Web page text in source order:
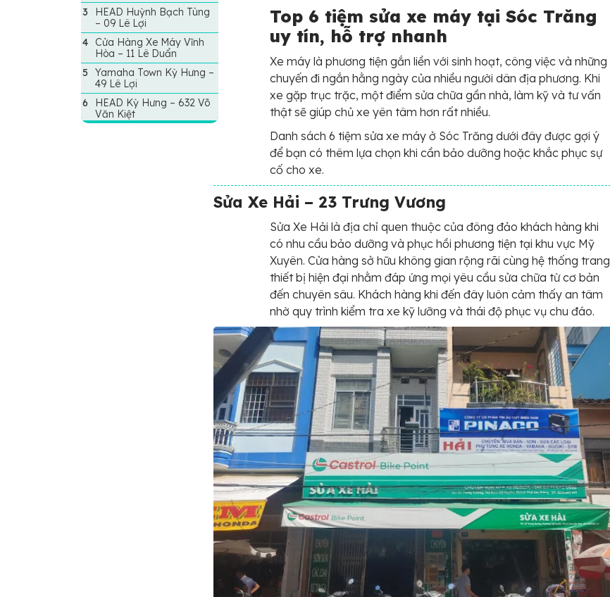
HEAD Huỳnh Bạch Tùng
– 09 Lê Lợi
Cửa Hàng Xe Máy Vĩnh
Hòa – 11 Lê Duẩn
Yamaha Town Kỳ Hưng –
49 Lê Lợi
HEAD Kỳ Hưng – 632 Võ
Văn Kiệt
Top 6 tiệm sửa xe máy tại Sóc Trăng
uy tín, hỗ trợ nhanh
Xe máy là phương tiện gắn liền với sinh hoạt, công việc và những
chuyến đi ngắn hằng ngày của nhiều người dân địa phương. Khi
xe gặp trục trặc, một điểm sửa chữa gần nhà, làm kỹ và tư vấn
thật sẽ giúp chủ xe yên tâm hơn rất nhiều.
Danh sách 6 tiệm sửa xe máy ở Sóc Trăng dưới đây được gợi ý
để bạn có thêm lựa chọn khi cần bảo dưỡng hoặc khắc phục sự
cố cho xe.
Sửa Xe Hải – 23 Trưng Vương
Sửa Xe Hải là địa chỉ quen thuộc của đông đảo khách hàng khi
có nhu cầu bảo dưỡng và phục hồi phương tiện tại khu vực Mỹ
Xuyên. Cửa hàng sở hữu không gian rộng rãi cùng hệ thống trang
thiết bị hiện đại nhằm đáp ứng mọi yêu cầu sửa chữa từ cơ bản
đến chuyên sâu. Khách hàng khi đến đây luôn cảm thấy an tâm
nhờ quy trình kiểm tra xe kỹ lưỡng và thái độ phục vụ chu đáo.